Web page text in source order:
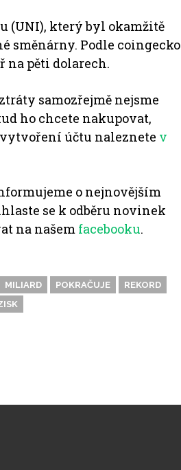
(UNI), který byl okamžitě
směnárny. Podle coingecko
na pěti dolarech.
samozřejmě nejsme
ho chcete nakupovat,
účtu naleznete v
o nejnovějším
se k odběru novinek
na našem facebooku.
MILIARD POKRAČUJE
REKORD